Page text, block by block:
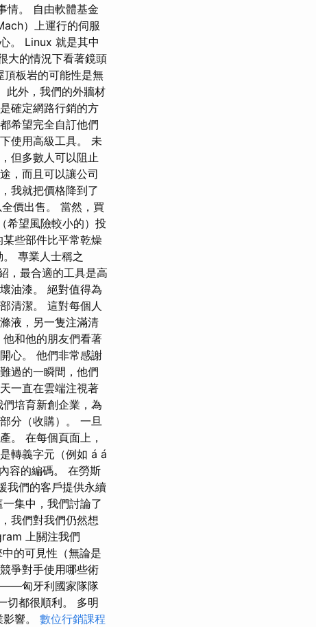
情。 自由軟體基金
）上運行的伺服
。 Linux 就是其中
大的情況下看著鏡頭
板岩的可能性是無
此外，我們的外牆材
確定網路行銷的方
希望完全自訂他們
使用高級工具。 未
但多數人可以阻止
，而且可以讓公司
我就把價格降到了
價出售。 當然，買
希望風險較小的）投
些部件比平常乾燥
專業人士稱之
，最合適的工具是高
油漆。 絕對值得為
清潔。 這對每個人
液，另一隻注滿清
和他的朋友們看著
心。 他們非常感謝
過的一瞬間，他們
一直在雲端注視著
培育新創企業，為
分（收購）。 一旦
。 在每個頁面上，
轉義字元（例如 á á
容的編碼。 在勞斯
我們的客戶提供永續
一集中，我們討論了
我們對我們仍然想
上關注我們
的可見性（無論是
爭對手使用哪些術
——匈牙利國家隊隊
切都很順利。 多明
響。 數位行銷課程